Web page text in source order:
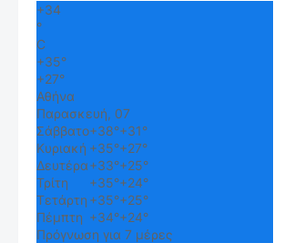
+34
°
C
+35°
+27°
Αθήνα
Παρασκευή, 07
Σάββατο+38°+31°
Κυριακή +35°+27°
Δευτέρα+33°+25°
Τρίτη
+35°+24°
Τετάρτη +35°+25°
Πέμπτη +34°+24°
Πρόγνωση για 7 μέρες